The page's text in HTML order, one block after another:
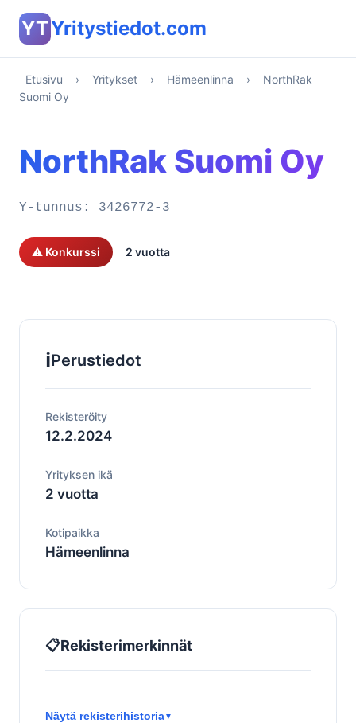
YTYritystiedot.com
Etusivu › Yritykset › Hämeenlinna ›
NorthRak
Suomi Oy
NorthRak Suomi Oy
Y-tunnus: 3426772-3
⚠️ Konkurssi 2 vuotta
ℹ️Perustiedot
Rekisteröity
12.2.2024
Yrityksen ikä
2 vuotta
Kotipaikka
Hämeenlinna
📋Rekisterimerkinnät
Näytä rekisterihistoria▼